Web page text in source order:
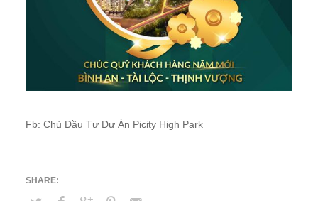
Fb: Chủ Đầu Tư Dự Án Picity High Park